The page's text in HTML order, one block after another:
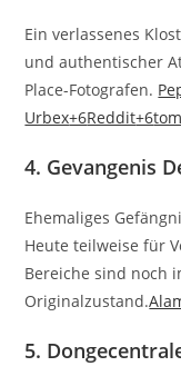
Ein verlassenes
und authentischer
Place-Fotografen.
Urbex+6Reddit+6
4. Gevangenis
Ehemaliges
Heute teilweise für
Bereiche sind noch
Originalzustand.
5.